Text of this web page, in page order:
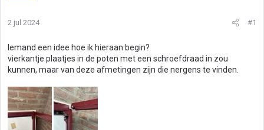
2 jul 2024 #1
Iemand een idee hoe ik hieraan begin?
vierkantje plaatjes in de poten met een schroefdraad in zou
kunnen, maar van deze afmetingen zijn die nergens te vinden.